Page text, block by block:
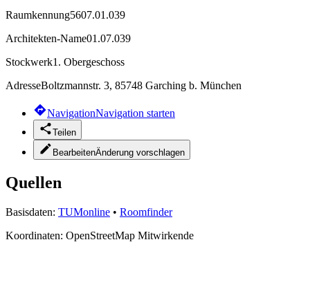
Raumkennung5607.01.039
Architekten-Name01.07.039
Stockwerk1. Obergeschoss
AdresseBoltzmannstr. 3, 85748 Garching b. München
NavigationNavigation starten
Teilen
BearbeitenÄnderung vorschlagen
Quellen
Basisdaten: TUMonline • Roomfinder
Koordinaten: OpenStreetMap Mitwirkende